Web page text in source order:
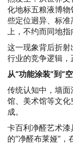
化地标五粮液博
些定位迥异、标
上，不约而同地指
这一现象背后折
行业的竞争逻辑，
从“功能涂装”到“
传统认知中，墙
馆、美术馆等文
成。
卡百利净醛艺术
的“净醛布莱娅”